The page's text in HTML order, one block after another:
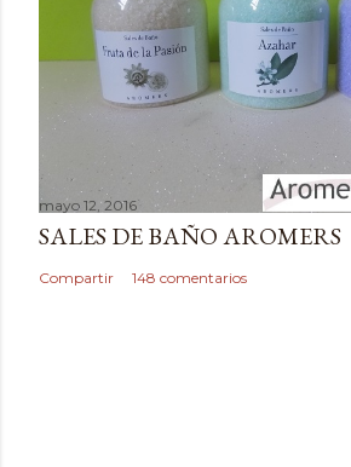
o
mayo 12, 2016
SALES DE BAÑO AROMERS
Compartir 148 comentarios